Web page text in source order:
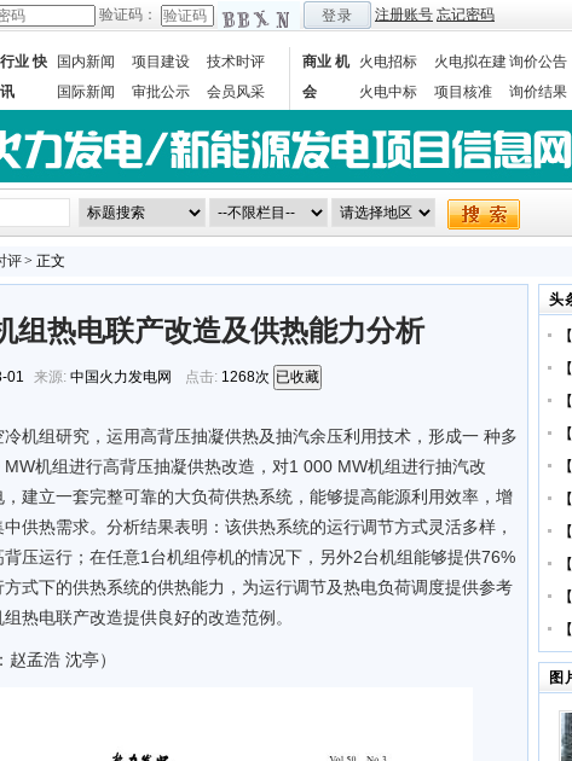
验证码： 登录 注册账号 忘记密码
行业 快
讯
国内新闻 项目建设
技术时评
国际新闻
审批公示 会员风采
商业 机
会
火电招标 火电拟在建询价公告
火电中标
项目核准
询价结果
评> 正文
组热电联产改造及供热能力分析
01 来源: 中国火力发电网 点击: 1268次 已收藏
机组研究，运用高背压抽凝供热及抽汽余压利用技术，形成一 种多
机组进行高背压抽凝供热改造，对1 000 MW机组进行抽汽改
建立一套完整可靠的大负荷供热系统，能够提高能源利用效率，增
供热需求。分析结果表明：该供热系统的运行调节方式灵活多样，
压运行；在任意1台机组停机的情况下，另外2台机组能够提供76%
式下的供热系统的供热能力，为运行调节及热电负荷调度提供参考
热电联产改造提供良好的改造范例。
赵孟浩 沈亭）
头
【
【
【
【
【
【
【
【
【
【
图